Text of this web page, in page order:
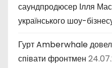
саундпродюсер Ілля
українського шоу-
Гурт Amberwhale
співати фронтмен